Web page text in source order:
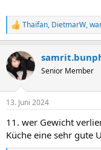
R
e
k
t
i
e
Thaifan, DietmarW,
Senior Member
13. Juni 2024
11. wer Gewicht
Küche eine sehr gute